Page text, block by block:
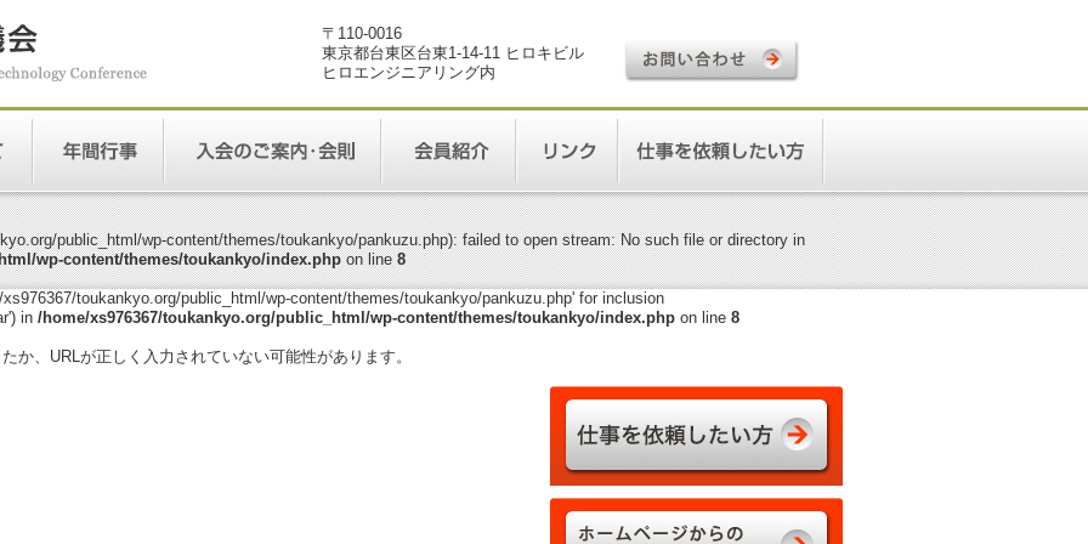
〒110-0016
東京都台東区台東1-14-11 ヒロキビル
ヒロエンジニアリング内
public_html/wp-content/themes/toukankyo/pankuzu.php): failed to open stream: No such file or directory in
wp-content/themes/toukankyo/index.phpon line8
toukankyo.org/public_html/wp-content/themes/toukankyo/pankuzu.php' for inclusion
in /home/xs976367/toukankyo.org/public_html/wp-content/themes/toukankyo/index.phpon line 8
か、URLが正しく入力されていない可能性があります。